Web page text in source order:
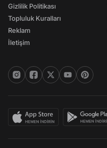
Gizlilik Politikası
Topluluk Kuralları
Reklam
İletişim